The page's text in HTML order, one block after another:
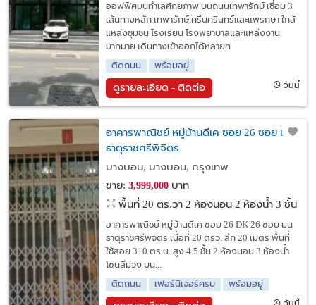
ออฟฟิศบนทำเลศักยภาพ บนถนนเทพารักษ์ เชื่อม 3
เส้นทางหลัก เทพารักษ์,ศรีนครินทร์และแพรกษา ใกล้
แหล่งชุมชน โรงเรียน โรงพยาบาลและแหล่งงาน
มากมาย เดินทางเข้าออกได้หลายท
ติดถนน
พร้อมอยู่
ดูรายละเอียด - ติดต่อ วันนี้
อาคารพาณิชย์ หมู่บ้านดีเค ซอย 26 ซอย มน
ธาตุราชศรีพิจิตร
บางบอน, บางบอน, กรุงเทพ
ขาย: 3,999,000บาท
พื้นที่ 20 ตร.วา 2 ห้องนอน 2 ห้องน้ำ 3 ชั้น
อาคารพาณิชย์ หมู่บ้านดีเค ซอย 26 DK 26 ซอย มน
ธาตุราชศรีพิจิตร เนื้อที่ 20 ตรว. ลึก 20 เมตร พื้นที่
ใช้สอย 310 ตร.ม. สูง 4.5 ชั้น 2 ห้องนอน 3 ห้องน้ำ
โซนสีม่วง บน...
ติดถนน
เฟอร์นิเจอร์ครบ พร้อมอยู่